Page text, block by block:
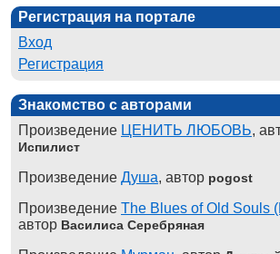
Регистрация на портале
Вход
Регистрация
Знакомство с авторами
Произведение ЦЕНИТЬ ЛЮБОВЬ,
Испилист
Произведение Душа, автор pogost
Произведение The Blues of Old Souls
автор Василиса Серебряная